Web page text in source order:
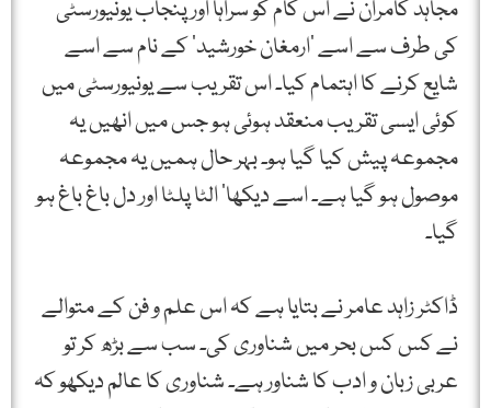
مجاہد کامران نے اس کام کو سراہا اور پنجاب یونیورسٹی
کی طرف سے اسے ’ارمغان خورشید‘ کے نام سے اسے
شایع کرنے کا اہتمام کیا۔ اس تقریب سے یونیورسٹی میں
کوئی ایسی تقریب منعقد ہوئی ہو جس میں انھیں یہ
مجموعہ پیش کیا گیا ہو۔ بہر حال ہمیں یہ مجموعہ
موصول ہو گیا ہے۔ اسے دیکھا‘ الٹا پلٹا اور دل باغ باغ ہو
گیا۔
ڈاکٹر زاہد عامر نے بتایا ہے کہ اس علم و فن کے متوالے
نے کس کس بحر میں شناوری کی۔ سب سے بڑھ کر تو
عربی زبان و ادب کا شناور ہے۔ شناوری کا عالم دیکھو کہ